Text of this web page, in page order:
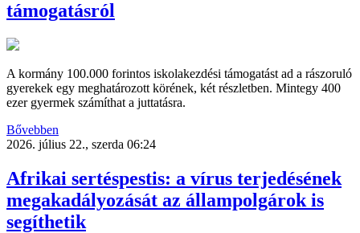
támogatásról
A kormány 100.000 forintos iskolakezdési támogatást ad a rászoruló
gyerekek egy meghatározott körének, két részletben. Mintegy 400
ezer gyermek számíthat a juttatásra.
Bővebben
2026. július 22., szerda 06:24
Afrikai sertéspestis: a vírus terjedésének
megakadályozását az állampolgárok is
segíthetik